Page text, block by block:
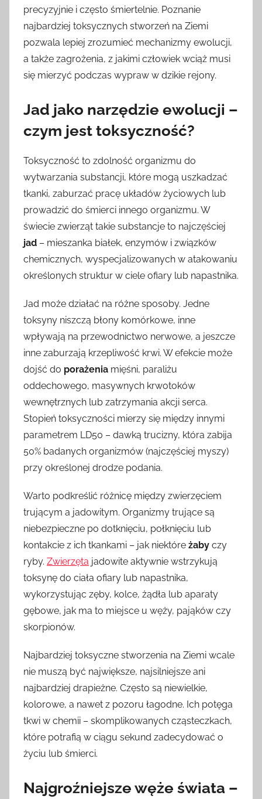
precyzyjnie i często śmiertelnie. Poznanie
najbardziej toksycznych stworzeń na Ziemi
pozwala lepiej zrozumieć mechanizmy ewolucji,
a także zagrożenia, z jakimi człowiek wciąż musi
się mierzyć podczas wypraw w dzikie rejony.
Jad jako narzędzie ewolucji –
czym jest toksyczność?
Toksyczność to zdolność organizmu do
wytwarzania substancji, które mogą uszkadzać
tkanki, zaburzać pracę układów życiowych lub
prowadzić do śmierci innego organizmu. W
świecie zwierząt takie substancje to najczęściej
jad – mieszanka białek, enzymów i związków
chemicznych, wyspecjalizowanych w atakowaniu
określonych struktur w ciele ofiary lub napastnika.
Jad może działać na różne sposoby. Jedne
toksyny niszczą błony komórkowe, inne
wpływają na przewodnictwo nerwowe, a jeszcze
inne zaburzają krzepliwość krwi. W efekcie może
dojść do porażenia mięśni, paraliżu
oddechowego, masywnych krwotoków
wewnętrznych lub zatrzymania akcji serca.
Stopień toksyczności mierzy się między innymi
parametrem LD50 – dawką trucizny, która zabija
50% badanych organizmów (najczęściej myszy)
przy określonej drodze podania.
Warto podkreślić różnicę między zwierzęciem
trującym a jadowitym. Organizmy trujące są
niebezpieczne po dotknięciu, połknięciu lub
kontakcie z ich tkankami – jak niektóre żaby czy
ryby. Zwierzęta jadowite aktywnie wstrzykują
toksynę do ciała ofiary lub napastnika,
wykorzystując zęby, kolce, żądła lub aparaty
gębowe, jak ma to miejsce u węży, pająków czy
skorpionów.
Najbardziej toksyczne stworzenia na Ziemi wcale
nie muszą być największe, najsilniejsze ani
najbardziej drapieżne. Często są niewielkie,
kolorowe, a nawet z pozoru łagodne. Ich potęga
tkwi w chemii – skomplikowanych cząsteczkach,
które potrafią w ciągu sekund zadecydować o
życiu lub śmierci.
Najgroźniejsze węże świata –